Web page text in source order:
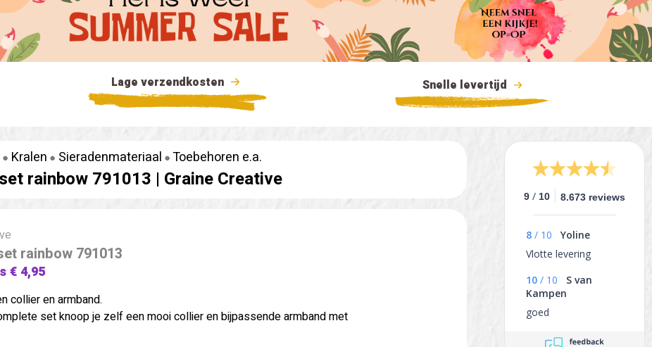
Lage verzendkosten Snelle levertijd
9 / 10 8.673 reviews
8 / 10
Yoline
Vlotte levering
10 / 10
S van
Kampen
goed
Kralen Sieradenmateriaal Toebehoren e.a.
rainbow 791013 | Graine Creative
rainbow 791013
€ 4,95
collier en armband.
set knoop je zelf een mooi collier en bijpassende armband met